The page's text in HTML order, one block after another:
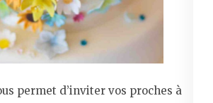
permet d’inviter vos proches à